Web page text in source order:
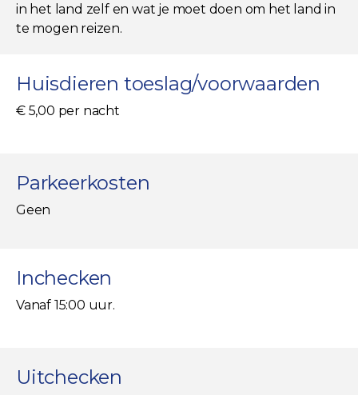
in het land zelf en wat je moet doen om het land in
te mogen reizen.
Huisdieren toeslag/voorwaarden
€ 5,00 per nacht
Parkeerkosten
Geen
Inchecken
Vanaf 15:00 uur.
Uitchecken